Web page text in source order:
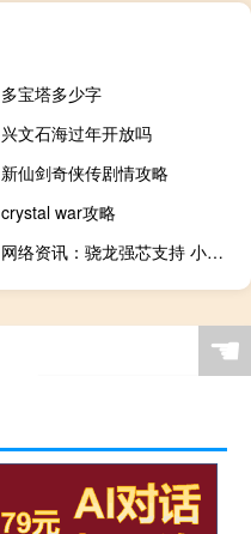
多宝塔多少字
兴文石海过年开放吗
新仙剑奇侠传剧情攻略
crystal war攻略
网络资讯：骁龙强芯支持 小米8三款新机惊艳亮相
☚